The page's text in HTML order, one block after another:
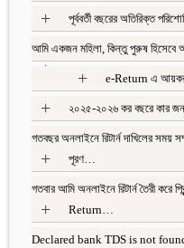
পূর্ববর্তী বছরের অতিরিক্ত
+
আমি একজন মহিলা, কিন্তু পুরুষ হিসেবে
+ e-Return এ আয়কর
+
২০২৫-২০২৬ কর বছরে কার
+
গতবছর অনলাইনে রিটার্ন দাখিলের সময়
পূরণ…
+
গতবার আমি অনলাইনে রিটার্ন তৈরী করে
Return…
+
Declared bank TDS is not